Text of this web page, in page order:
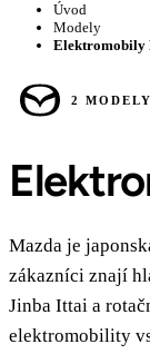
Úvod
Modely
Elektromobily
2 MODELY
Mazda je
zákazníci znají
Jinba Ittai a
elektromobility